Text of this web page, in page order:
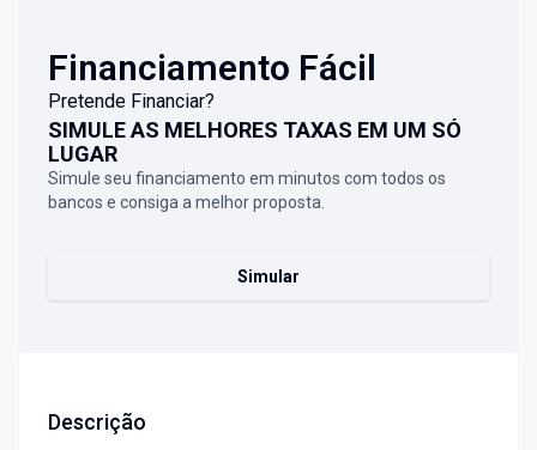
Financiamento Fácil
Pretende Financiar?
SIMULE AS MELHORES TAXAS EM UM SÓ
LUGAR
Simule seu financiamento em minutos com todos os
bancos e consiga a melhor proposta.
Simular
Descrição